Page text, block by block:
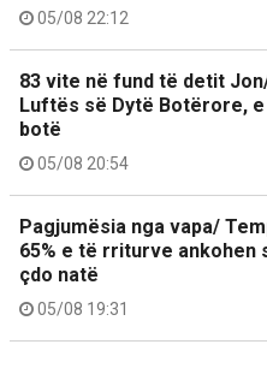
05/08 22:12
83 vite në fund të detit
Luftës së Dytë Botërore,
botë
05/08 20:54
Pagjumësia nga vapa/
65% e të rriturve ankohen
çdo natë
05/08 19:31